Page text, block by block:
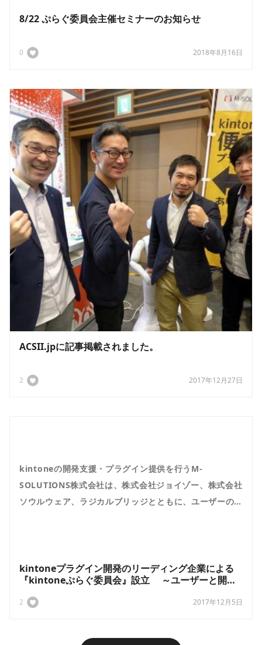
8/22 ぷらぐ委員会主催セミナーのお知らせ
0 2018年8月16日
ACSII.jpに記事掲載されました。
2 2017年12月27日
kintoneの開発支援・プラグイン提供を行うM-
SOLUTIONS株式会社は、株式会社ジョイゾー、株式会社
ソウルウェア、ラジカルブリッジとともに、ユーザーの
kintoneプラグイン開発のリーディング企業による
『kintoneぷらぐ委員会』設立 ～ユーザーと開発
2 2017年12月5日